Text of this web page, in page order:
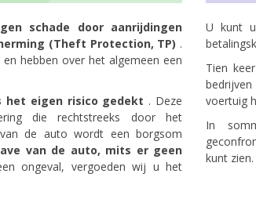
schade door aanrijdingen
(Theft Protection, TP) .
hebben over het algemeen een
het eigen risico gedekt . ​​Deze
die rechtstreeks door het
de auto wordt een borgsom
van de auto, mits er geen
ongeval, vergoeden wij u het
U kunt
Tien
bedrijven
voertuig
In
kunt zien.